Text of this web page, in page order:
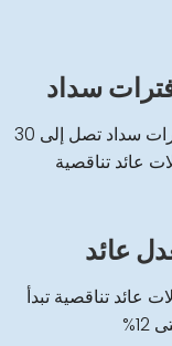
سداد
استفد بفترات سداد تصل إلى 30
عائد تناقصية
عائد
عائد تناقصية تبدأ